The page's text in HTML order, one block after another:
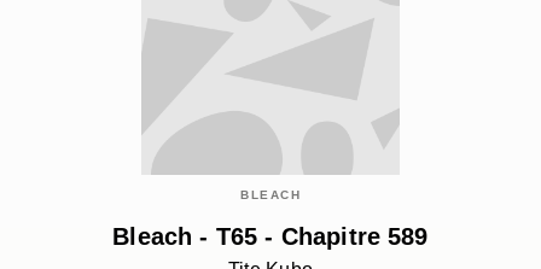
BLEACH
Bleach - T65 - Chapitre 589